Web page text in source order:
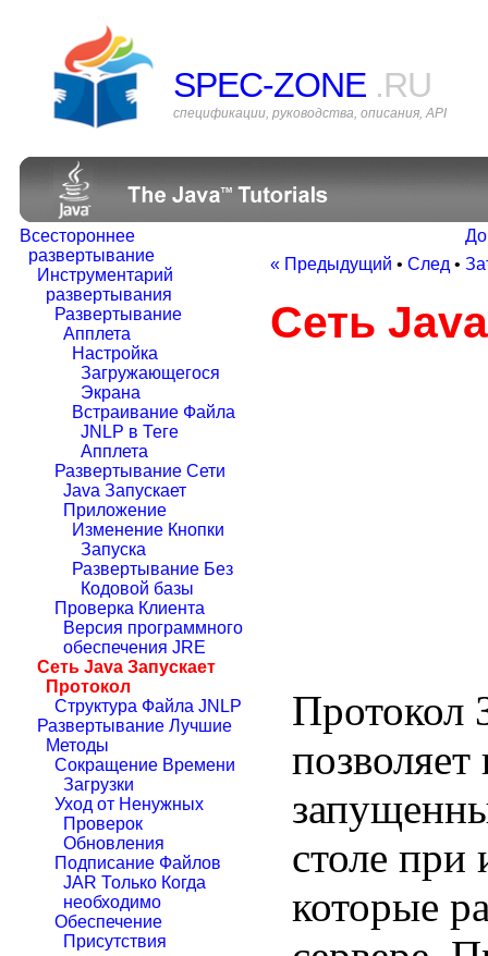
SPEC-ZONE .RU
спецификации, руководства, описания, API
Всестороннее
развертывание
Инструментарий
развертывания
Развертывание
Апплета
Настройка
Загружающегося
Экрана
Встраивание Файла
JNLP в Теге
Апплета
Развертывание Сети
Java Запускает
Приложение
Изменение Кнопки
Запуска
Развертывание Без
Кодовой базы
Проверка Клиента
Версия программного
обеспечения JRE
Сеть Java Запускает
Протокол
Структура Файла JNLP
Развертывание Лучшие
Методы
Сокращение Времени
Загрузки
Уход от Ненужных
Проверок
Обновления
Подписание Файлов
JAR Только Когда
необходимо
Обеспечение
Присутствия
« Предыдущий • След •
Сеть
Протокол
столе при
которые